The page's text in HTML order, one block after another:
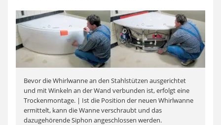
Bevor die Whirlwanne an den Stahlstützen ausgerichtet
und mit Winkeln an der Wand verbunden ist, erfolgt eine
Trockenmontage. | Ist die Position der neuen Whirlwanne
ermittelt, kann die Wanne verschraubt und das
dazugehörende Siphon angeschlossen werden.